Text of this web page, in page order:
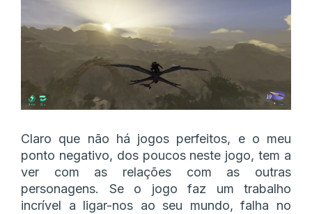
Claro que não há jogos perfeitos, e o meu
ponto negativo, dos poucos neste jogo, tem a
ver com as relações com as outras
personagens. Se o jogo faz um trabalho
incrível a ligar-nos ao seu mundo, falha no